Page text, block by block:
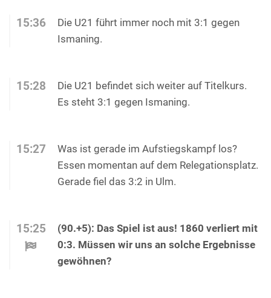
15:36
Die U21 führt immer noch mit 3:1 gegen
Ismaning.
15:28
Die U21 befindet sich weiter auf Titelkurs.
Es steht 3:1 gegen Ismaning.
15:27
Was ist gerade im Aufstiegskampf los?
Essen momentan auf dem Relegationsplatz.
Gerade fiel das 3:2 in Ulm.
15:25
(90.+5): Das Spiel ist aus! 1860 verliert mit
0:3. Müssen wir uns an solche Ergebnisse
gewöhnen?